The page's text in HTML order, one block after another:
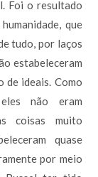
Foi o resultado
que
tudo, por laços
estabeleceram
de ideais. Como
não eram
coisas muito
quase
por meio